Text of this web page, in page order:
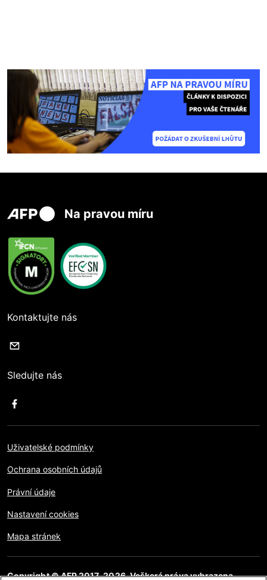
Na pravou míru
Kontaktujte nás
Sledujte nás
Uživatelské podmínky
Ochrana osobních údajů
Právní údaje
Nastavení cookies
Mapa stránek
Copyright © AFP 2017-2026. Veškerá práva vyhrazena.